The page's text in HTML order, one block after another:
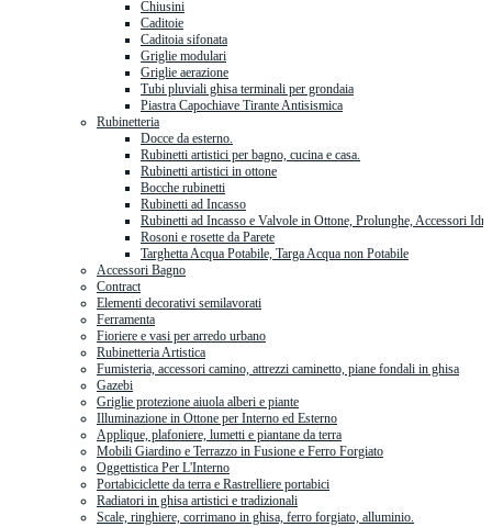
Chiusini
Caditoie
Caditoia sifonata
Griglie modulari
Griglie aerazione
Tubi pluviali ghisa terminali per grondaia
Piastra Capochiave Tirante Antisismica
Rubinetteria
Docce da esterno.
Rubinetti artistici per bagno, cucina e casa.
Rubinetti artistici in ottone
Bocche rubinetti
Rubinetti ad Incasso
Rubinetti ad Incasso e Valvole in Ottone, Prolunghe, Accessori
Rosoni e rosette da Parete
Targhetta Acqua Potabile, Targa Acqua non Potabile
Accessori Bagno
Contract
Elementi decorativi semilavorati
Ferramenta
Fioriere e vasi per arredo urbano
Rubinetteria Artistica
Fumisteria, accessori camino, attrezzi caminetto, piane fondali in ghisa
Gazebi
Griglie protezione aiuola alberi e piante
Illuminazione in Ottone per Interno ed Esterno
Applique, plafoniere, lumetti e piantane da terra
Mobili Giardino e Terrazzo in Fusione e Ferro Forgiato
Oggettistica Per L'Interno
Portabiciclette da terra e Rastrelliere portabici
Radiatori in ghisa artistici e tradizionali
Scale, ringhiere, corrimano in ghisa, ferro forgiato, alluminio.